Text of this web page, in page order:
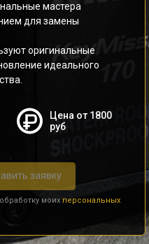
мастера
для замены
оригинальные
идеального
Цена от 1800
руб
заявку
моих персональных